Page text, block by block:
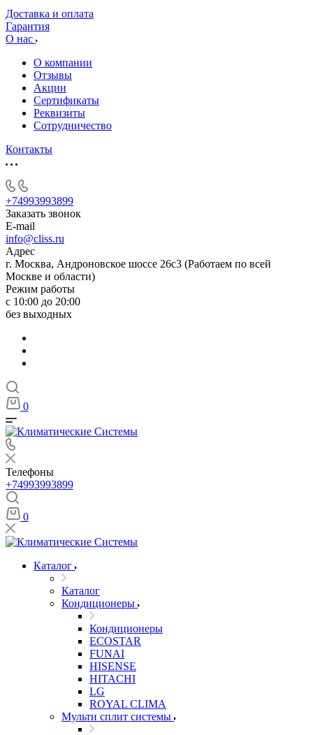
Доставка и оплата
Гарантия
О нас
О компании
Отзывы
Акции
Cертификаты
Реквизиты
Сотрудничество
Контакты
+74993993899
Заказать звонок
E-mail
info@cliss.ru
Адрес
г. Москва, Андроновское шоссе 26с3 (Работаем по всей
Москве и области)
Режим работы
с 10:00 до 20:00
без выходных
0
Телефоны
+74993993899
0
Каталог
Каталог
Кондиционеры
Кондиционеры
ECOSTAR
FUNAI
HISENSE
HITACHI
LG
ROYAL CLIMA
Мульти сплит системы